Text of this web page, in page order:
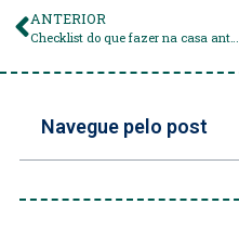
ANTERIOR
Checklist do que fazer na casa antes de viajar
Navegue pelo post